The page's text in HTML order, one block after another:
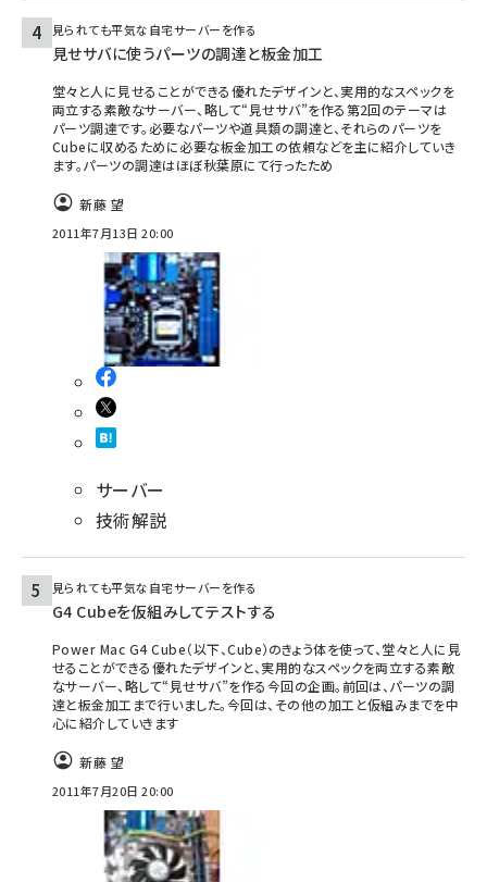
見られても平気な自宅サーバーを作る
見せサバに使うパーツの調達と板金加工
堂々と人に見せることができる優れたデザインと、実用的なスペックを
両立する素敵なサーバー、略して“見せサバ”を作る第2回のテーマは
パーツ調達です。必要なパーツや道具類の調達と、それらのパーツを
Cubeに収めるために必要な板金加工の依頼などを主に紹介していき
ます。パーツの調達はほぼ秋葉原にて行ったため
新藤 望
2011年7月13日 20:00
サーバー
技術解説
見られても平気な自宅サーバーを作る
G4 Cubeを仮組みしてテストする
Power Mac G4 Cube（以下、Cube）のきょう体を使って、堂々と人に見
せることができる優れたデザインと、実用的なスペックを両立する素敵
なサーバー、略して“見せサバ”を作る今回の企画。前回は、パーツの調
達と板金加工まで行いました。今回は、その他の加工と仮組みまでを中
心に紹介していきます
新藤 望
2011年7月20日 20:00